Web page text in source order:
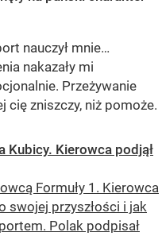
nauczył mnie…
nakazały mi
Przeżywanie
cię zniszczy, niż pomoże.
Kubicy. Kierowca podjął
Formuły 1. Kierowca
swojej przyszłości i jak
Polak podpisał